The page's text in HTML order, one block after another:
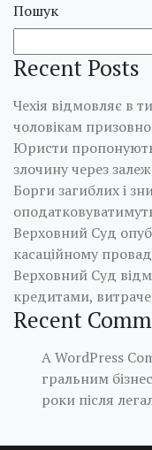
Пошук
Recent Posts
Чехія відмовляє в
чоловікам
Юристи пропонують
злочину через
Борги загиблих і
Верховний Суд
касаційному
Верховний Суд
кредитами,
Recent
A WordPress
гральним
роки після